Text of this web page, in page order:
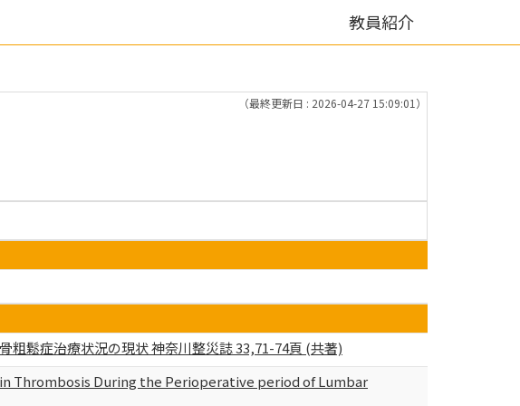
教員紹介
（最終更新日 : 2026-04-27 15:09:01）
粗鬆症治療状況の現状 神奈川整災誌 33,71-74頁 (共著)
Thrombosis During the Perioperative period of Lumbar